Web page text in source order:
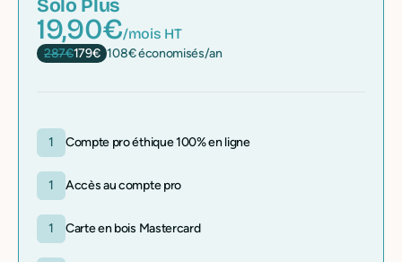
Solo Plus
19,90€/mois HT
287€179€ 108€ économisés/an
1 Compte pro éthique 100% en ligne
1 Accès au compte pro
1 Carte en bois Mastercard